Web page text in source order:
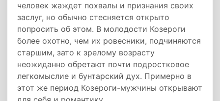
человек жаждет похвалы и признания своих
заслуг, но обычно стесняется открыто
попросить об этом. В молодости Козероги
более охотно, чем их ровесники, подчиняются
старшим, зато к зрелому возрасту
неожиданно обретают почти подростковое
легкомыслие и бунтарский дух. Примерно в
этот же период Козероги-мужчины открывают